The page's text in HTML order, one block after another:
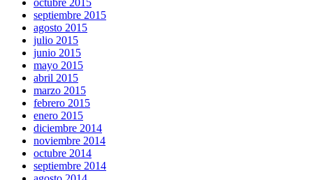
octubre 2015
septiembre 2015
agosto 2015
julio 2015
junio 2015
mayo 2015
abril 2015
marzo 2015
febrero 2015
enero 2015
diciembre 2014
noviembre 2014
octubre 2014
septiembre 2014